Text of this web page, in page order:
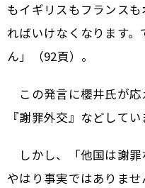
もイギリスもフランス
ればいけなくなります
ん」（92頁）。
この発言に櫻井氏が応
『謝罪外交』などして
しかし、「他国は謝罪
やはり事実ではありま